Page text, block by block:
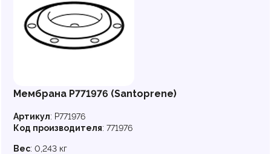
Мембрана P771976 (Santoprene)
Артикул: P771976
Код производителя: 771976
Вес: 0,243 кг